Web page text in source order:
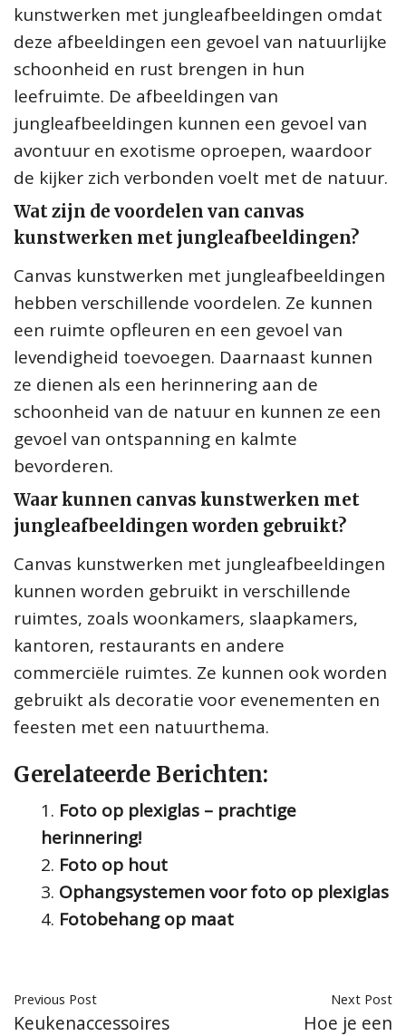
kunstwerken met jungleafbeeldingen omdat
deze afbeeldingen een gevoel van natuurlijke
schoonheid en rust brengen in hun
leefruimte. De afbeeldingen van
jungleafbeeldingen kunnen een gevoel van
avontuur en exotisme oproepen, waardoor
de kijker zich verbonden voelt met de natuur.
Wat zijn de voordelen van canvas
kunstwerken met jungleafbeeldingen?
Canvas kunstwerken met jungleafbeeldingen
hebben verschillende voordelen. Ze kunnen
een ruimte opfleuren en een gevoel van
levendigheid toevoegen. Daarnaast kunnen
ze dienen als een herinnering aan de
schoonheid van de natuur en kunnen ze een
gevoel van ontspanning en kalmte
bevorderen.
Waar kunnen canvas kunstwerken met
jungleafbeeldingen worden gebruikt?
Canvas kunstwerken met jungleafbeeldingen
kunnen worden gebruikt in verschillende
ruimtes, zoals woonkamers, slaapkamers,
kantoren, restaurants en andere
commerciële ruimtes. Ze kunnen ook worden
gebruikt als decoratie voor evenementen en
feesten met een natuurthema.
Gerelateerde Berichten:
Foto op plexiglas – prachtige
herinnering!
Foto op hout
Ophangsystemen voor foto op plexiglas
Fotobehang op maat
Previous Post
Keukenaccessoires
Next Post
Hoe je een